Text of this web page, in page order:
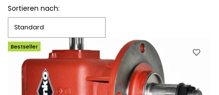
Produktliste
Sortieren nach:
Standard
Bestseller